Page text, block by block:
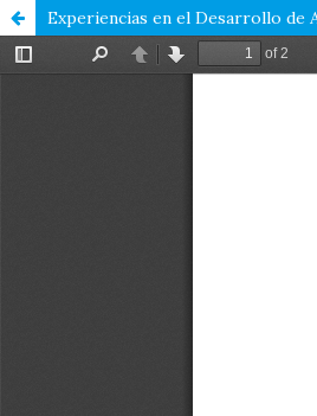
Experiencias en el Desarrollo de